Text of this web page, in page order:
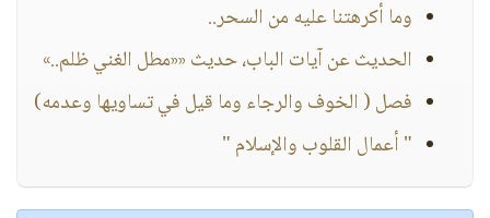
وما أكرهتنا عليه من السحر..
الحديث عن آيات الباب، حديث ««مطل الغني ظلم..»
فصل ( الخوف والرجاء وما قيل في تساويها وعدمه)
" أعمال القلوب والإسلام "